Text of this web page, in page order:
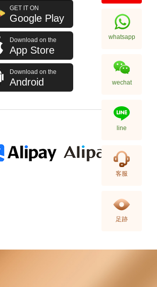
Louis Vuitton 路易威登 手袋
M45321 單肩包/手提包
大老花 中號
23,980.00
GET IT ON
Google Play
Download on the
App Store
Download on the
Android
whatsapp
wechat
line
客服
足跡